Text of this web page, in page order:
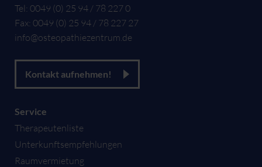
Tel: 0049 (0) 25 94 / 78 227 0
Fax: 0049 (0) 25 94 / 78 227 27
info@osteopathiezentrum.de
Kontakt aufnehmen!
Service
Therapeutenliste
Unterkunftsempfehlungen
Raumvermietung